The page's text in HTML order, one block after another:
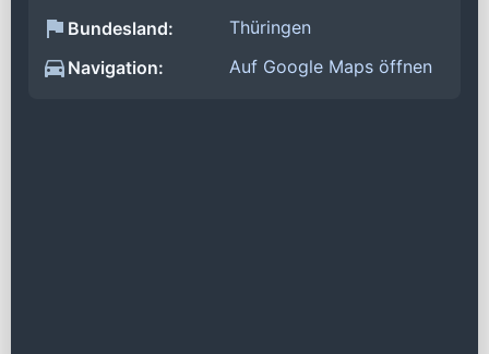
Bundesland:
Thüringen
Navigation:
Auf Google Maps öffnen